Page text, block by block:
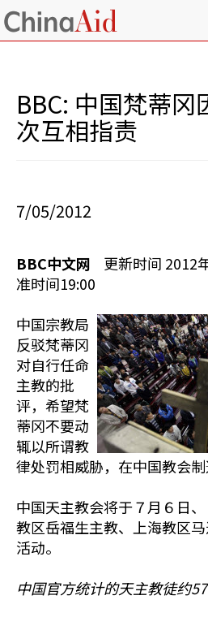
BBC: 中国梵蒂
次互相指责
7/05/2012
BBC中文网 更新时间 2012
准时间19:00
中国宗教局
反驳梵蒂冈
对自行任命
主教的批
评，希望梵
蒂冈不要动
辄以所谓教
律处罚相威胁，在中国教会制
中国天主教会将于７月６日
教区岳福生主教、上海教区
活动。
中国官方统计的天主教徒约